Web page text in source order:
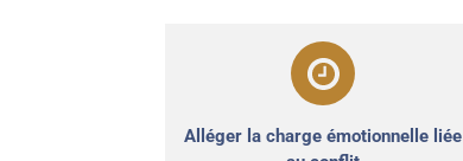
Alléger la charge émotionnelle liée